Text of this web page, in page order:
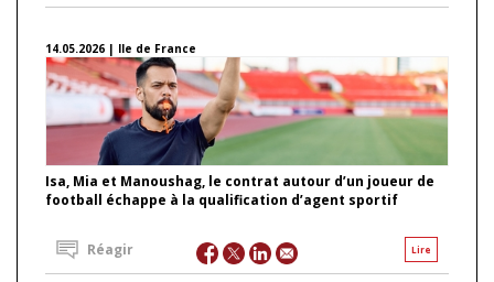
14.05.2026 | Ile de France
Isa, Mia et Manoushag, le contrat autour d’un joueur de
football échappe à la qualification d’agent sportif
Lire
Réagir